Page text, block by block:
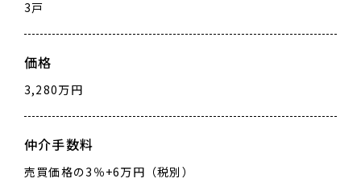
3戸
価格
3,280万円
仲介手数料
売買価格の3％+6万円（税別）